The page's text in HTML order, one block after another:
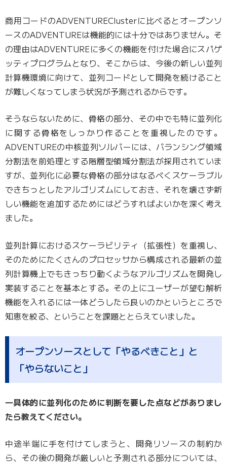
商用コードのADVENTUREClusterに比べるとオープンソ
ースのADVENTUREは機能的には十分ではありません。そ
の理由はADVENTUREに多くの機能を付けた場合にスパゲ
ッティプログラムとなり、そこからは、今後の新しい並列
計算機環境に向けて、並列コードとして開発を続けること
が難しくなってしまう状況が予測されるからです。
そうならないために、骨格の部分、その中でも特に並列化
に関する骨格をしっかり作ることを重視したのです。
ADVENTUREの中核並列ソルバーには、バランシング領域
分割法を前処理とする階層型領域分割法が採用されていま
すが、並列化に必要な骨格の部分はなるべくスケーラブル
できちっとしたアルゴリズムにしておき、それを壊さず新
しい機能を追加するためにはどうすればよいかを深く考え
ました。
並列計算におけるスケーラビリティ（拡張性）を重視し、
そのためにたくさんのプロセッサから構成される最新の並
列計算機上でもきっちり動くようなアルゴリズムを開発し
実装することを基本とする。その上にユーザーが望む解析
機能を入れるには一体どうしたら良いのかというところで
知恵を絞る、ということを課題ととらえていました。
オープンソースとして「やるべきこと」と
「やらないこと」
―具体的に並列化のために判断を要した点などがありまし
たら教えてください。
中途半端に手を付けてしまうと、開発リソースの制約か
ら、その後の開発が厳しいと予測される部分については、